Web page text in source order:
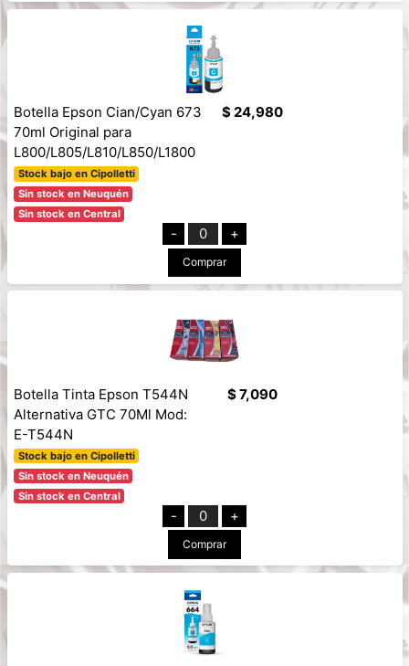
Botella Epson Cian/Cyan 673
70ml Original para
L800/L805/L810/L850/L1800
Stock bajo en Cipolletti
Sin stock en Neuquén
Sin stock en Central
$ 24,980
- 0 +
Comprar
Botella Tinta Epson T544N
Alternativa GTC 70Ml Mod:
E-T544N
Stock bajo en Cipolletti
Sin stock en Neuquén
Sin stock en Central
$ 7,090
- 0 +
Comprar